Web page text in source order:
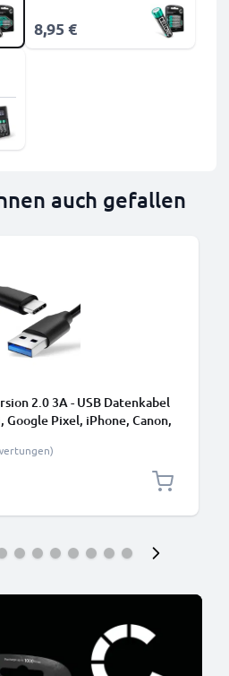
8,95 €
auch gefallen
2.0 3A - USB Datenkabel
Google Pixel, iPhone, Canon,